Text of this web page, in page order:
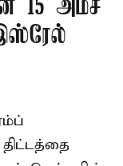
15 அம்ச